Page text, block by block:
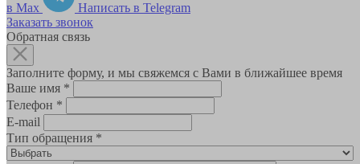
в Max
Написать в Telegram
Заказать звонок
Обратная связь
Заполните форму, и мы свяжемся с Вами в ближайшее время
Ваше имя *
Телефон *
E-mail
Тип обращения *